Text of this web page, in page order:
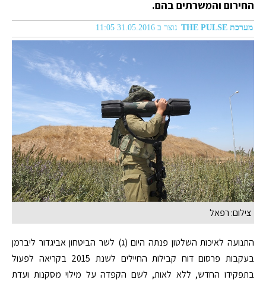
החירום והמשרתים בהם.
מערכת THE PULSE נוצר ב 31.05.2016 11:05
צילום: רפאל
התנועה לאיכות השלטון פנתה היום (ג) לשר הביטחון אביגדור ליברמן
בעקבות פרסום דוח קבילות החיילים לשנת 2015 בקריאה לפעול
בתפקידו החדש, ללא לאות, לשם הקפדה על מילוי מסקנות ועדת